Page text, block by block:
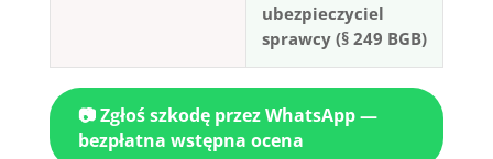
ubezpieczyciel
sprawcy (§ 249 BGB)
📷 Zgłoś szkodę przez WhatsApp —
bezpłatna wstępna ocena